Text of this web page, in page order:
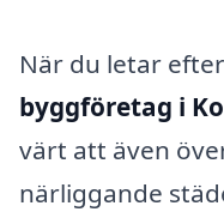
När du letar
byggföretag i
värt att även
närliggande